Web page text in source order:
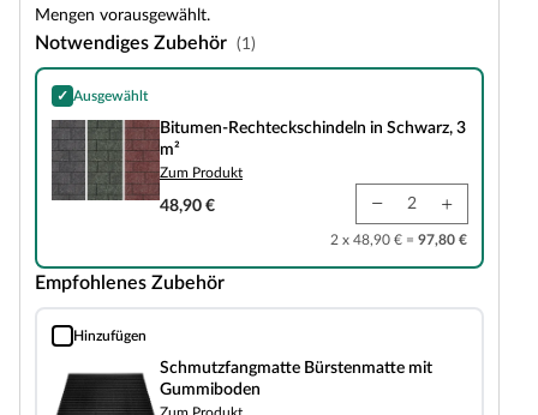
Mengen vorausgewählt.
Notwendiges Zubehör (1)
✓ Ausgewählt
Bitumen-Rechteckschindeln in Schwarz, 3 m²
Bitumen-Rechteckschindeln in Schwarz, 3
m²
Zum Produkt
48,90 €
2 x 48,90 € = 97,80 €
Empfohlenes Zubehör
Hinzufügen
Schmutzfangmatte Bürstenmatte mit Gummiboden
Schmutzfangmatte Bürstenmatte mit
Gummiboden